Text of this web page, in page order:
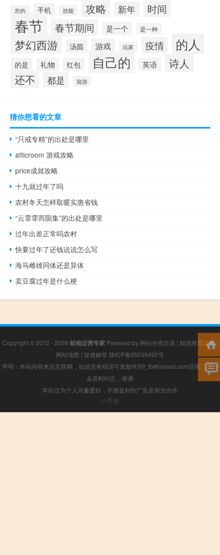
您的 手机 技能 攻略 新年 时间
春节 春节期间 是一个 是一种
梦幻西游 汤圆 游戏 玩家 疫情 的人
的是 礼物 红包 自己的 英语
诗人
还不
都是 陆游
猜你想看的文章
“只戒专精”的出处是哪里
atticroom 游戏攻略
price成就攻略
十九就过年了吗
农村冬天怎样取暖实惠省钱
“云霏霏而陨集”的出处是哪里
过年出差正常吗农村
快要过年了还钱说说怎么写
海马雌雄同体还是异体
卖豆腐过年是什么梗
Copyright © 2012 - 2026 邮箱运营专家Powered by 网站分类目录 | 精选推荐文章|
网站地图 | 疑难解答 陕ICP备05039492号
声明：本站内容来自互联网，如信息有错误可发邮件到f_fb#foxmail.com说明，我们
会及时纠正，谢谢
本站仅为个人兴趣爱好，不接盈利性广告及商业合作
小男孩